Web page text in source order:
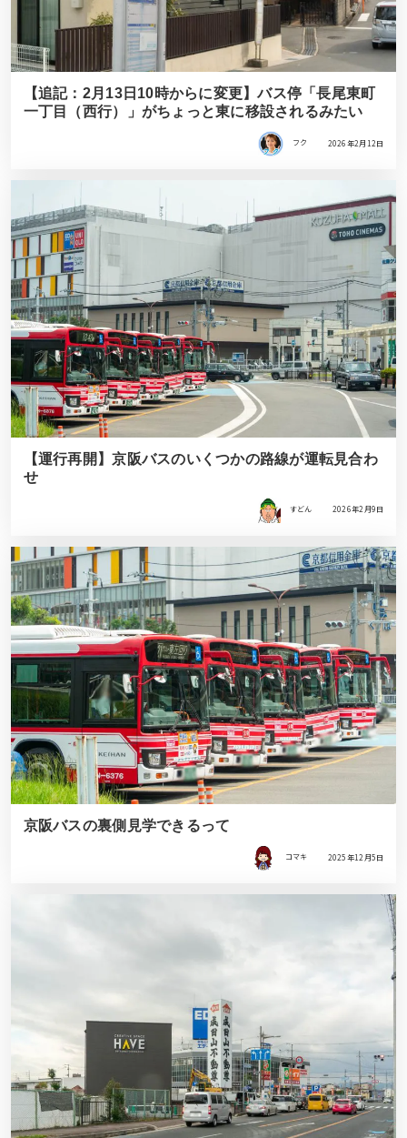
【追記：2月13日10時からに変更】バス停「長尾東町
一丁目（西行）」がちょっと東に移設されるみたい
フク 2026年2月12日
【運行再開】京阪バスのいくつかの路線が運転見合わ
せ
すどん 2026年2月9日
京阪バスの裏側見学できるって
コマキ 2025年12月5日